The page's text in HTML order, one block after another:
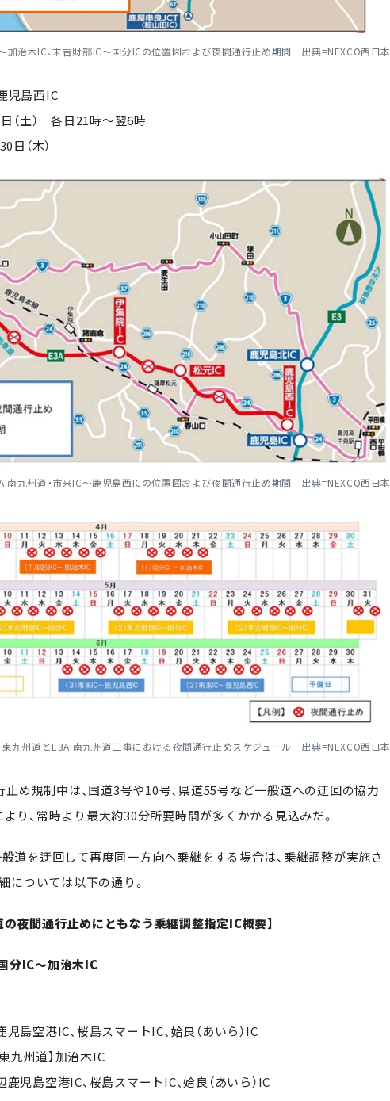
加治木IC、末吉財部IC～国分ICの位置図および夜間通行止め期間 出典=NEXCO西日本
児島西IC
日（土） 各日21時～翌6時
30日（木）
南九州道・市来IC～鹿児島西ICの位置図および夜間通行止め期間 出典=NEXCO西日本
九州道とE3A 南九州道工事における夜間通行止めスケジュール 出典=NEXCO西日本
止め規制中は、国道3号や10号、県道55号など一般道への迂回の協力
り、常時より最大約30分所要時間が多くかかる見込みだ。
道を迂回して再度同一方向へ乗継をする場合は、乗継調整が実施さ
については以下の通り。
夜間通行止めにともなう乗継調整指定IC概要】
分IC～加治木IC
児島空港IC、桜島スマートIC、姶良（あいら）IC
東九州道】加治木IC
鹿児島空港IC、桜島スマートIC、姶良（あいら）IC